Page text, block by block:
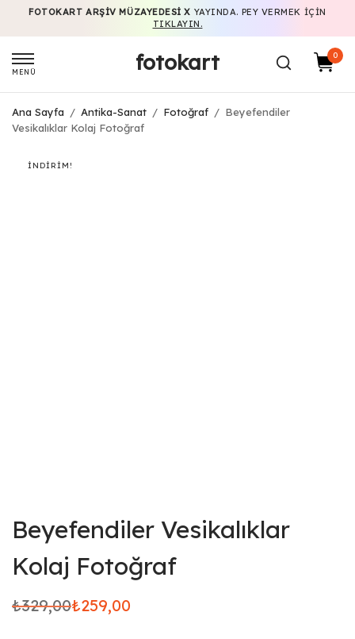
FOTOKART ARŞIV MÜZAYEDESI X YAYINDA. PEY VERMEK IÇIN
TIKLAYIN.
MENÜ fotokart 0
Ana Sayfa / Antika-Sanat / Fotoğraf / Beyefendiler
Vesikalıklar Kolaj Fotoğraf
İNDIRIM!
Beyefendiler Vesikalıklar
Kolaj Fotoğraf
₺329,00
Orijinal
₺259,00
Şu